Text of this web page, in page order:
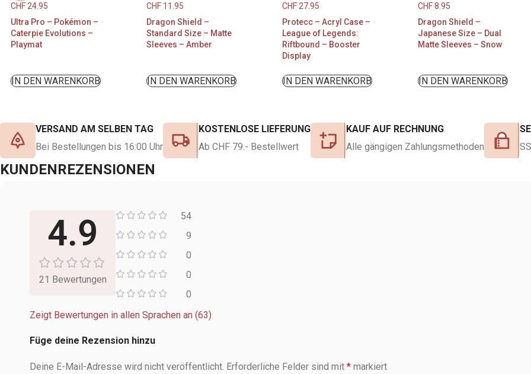
CHF 24.95
Ultra Pro – Pokémon –
Caterpie Evolutions –
Playmat
IN DEN WARENKORB
CHF 11.95
Dragon Shield –
Standard Size – Matte
Sleeves – Amber
IN DEN WARENKORB
CHF 27.95
Protecc – Acryl Case –
League of Legends:
Riftbound – Booster
Display
IN DEN WARENKORB
CHF8.95
Dragon Shield –
Japanese Size – Dual
Matte Sleeves – Snow
IN DEN WARENKORB
VERSAND AM SELBEN TAG
Bei Bestellungen bis 16:00 Uhr
KOSTENLOSE LIEFERUNG
Ab CHF 79.- Bestellwert
KAUF AUF RECHNUNG
Alle gängigen Zahlungsmethoden
KUNDENREZENSIONEN
4.9
21 Bewertungen
54
9
0
0
0
Zeigt Bewertungen in allen Sprachen an (63)
Füge deine Rezension hinzu
Deine E-Mail-Adresse wird nicht veröffentlicht. Erforderliche Felder sind mit * markiert